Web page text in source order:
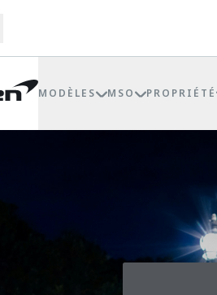
MODÈLES MSO PROPRIÉTÉ